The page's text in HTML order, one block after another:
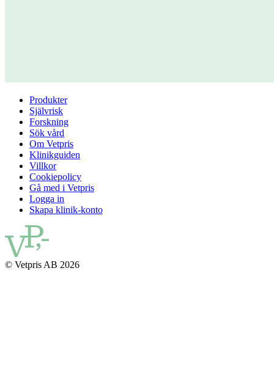
Produkter
Självrisk
Forskning
Sök vård
Om Vetpris
Klinikguiden
Villkor
Cookiepolicy
Gå med i Vetpris
Logga in
Skapa klinik-konto
© Vetpris AB 2026